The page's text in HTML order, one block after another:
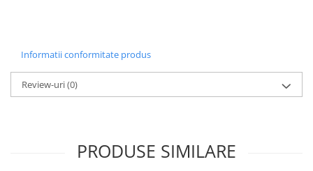
Informatii conformitate produs
Review-uri(0)
PRODUSE SIMILARE